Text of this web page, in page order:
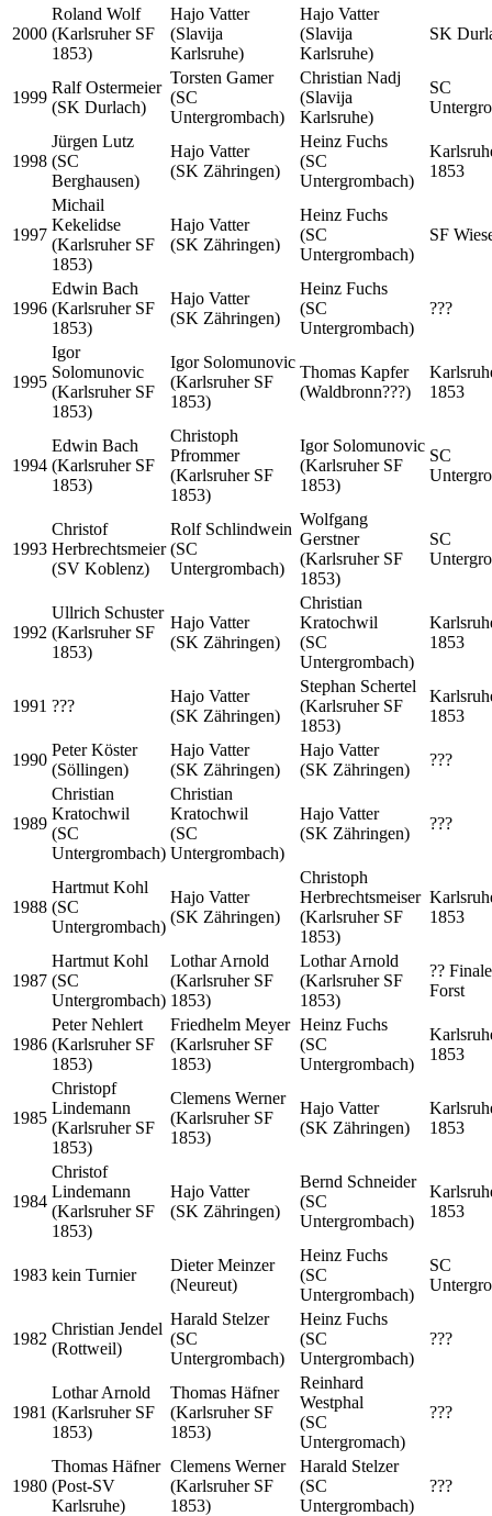
2000
Roland Wolf
(Karlsruher SF
1853)
Hajo Vatter
(Slavija
Karlsruhe)
Hajo Vatter
(Slavija
Karlsruhe)
SK
1999
Ralf Ostermeier
(SK Durlach)
Torsten Gamer
(SC
Untergrombach)
Christian Nadj
(Slavija
Karlsruhe)
SC
1998
Jürgen Lutz
(SC
Berghausen)
Hajo Vatter
(SK Zähringen)
Heinz Fuchs
(SC
Untergrombach)
1853
1997
Michail
Kekelidse
(Karlsruher SF
1853)
Hajo Vatter
(SK Zähringen)
Heinz Fuchs
(SC
Untergrombach)
SF
1996
Edwin Bach
(Karlsruher SF
1853)
Hajo Vatter
(SK Zähringen)
Heinz Fuchs
(SC
Untergrombach)
???
1995
Igor
Solomunovic
(Karlsruher SF
1853)
Igor Solomunovic
(Karlsruher SF
1853)
Thomas Kapfer
(Waldbronn???)
1853
1994
Edwin Bach
(Karlsruher SF
1853)
Christoph
Pfrommer
(Karlsruher SF
1853)
Igor Solomunovic
(Karlsruher SF
1853)
SC
1993
Christof
Herbrechtsmeier
(SV Koblenz)
Rolf Schlindwein
(SC
Untergrombach)
Wolfgang
Gerstner
(Karlsruher SF
1853)
SC
1992
Ullrich Schuster
(Karlsruher SF
1853)
Hajo Vatter
(SK Zähringen)
Christian
Kratochwil
(SC
Untergrombach)
1853
1991 ???
Hajo Vatter
(SK Zähringen)
Stephan Schertel
(Karlsruher SF
1853)
1853
1990
Peter Köster
(Söllingen)
Hajo Vatter
(SK Zähringen)
Hajo Vatter
(SK Zähringen)
???
1989
Christian
Kratochwil
(SC
Untergrombach)
Christian
Kratochwil
(SC
Untergrombach)
Hajo Vatter
(SK Zähringen)
???
1988
Hartmut Kohl
(SC
Untergrombach)
Hajo Vatter
(SK Zähringen)
Christoph
Herbrechtsmeiser
(Karlsruher SF
1853)
1853
1987
Hartmut Kohl
(SC
Untergrombach)
Lothar Arnold
(Karlsruher SF
1853)
Lothar Arnold
(Karlsruher SF
1853)
??
Forst
1986
Peter Nehlert
(Karlsruher SF
1853)
Friedhelm Meyer
(Karlsruher SF
1853)
Heinz Fuchs
(SC
Untergrombach)
1853
1985
Christopf
Lindemann
(Karlsruher SF
1853)
Clemens Werner
(Karlsruher SF
1853)
Hajo Vatter
(SK Zähringen)
1853
1984
Christof
Lindemann
(Karlsruher SF
1853)
Hajo Vatter
(SK Zähringen)
Bernd Schneider
(SC
Untergrombach)
1853
1983 kein Turnier
Dieter Meinzer
(Neureut)
Heinz Fuchs
(SC
Untergrombach)
SC
1982
Christian Jendel
(Rottweil)
Harald Stelzer
(SC
Untergrombach)
Heinz Fuchs
(SC
Untergrombach)
???
1981
Lothar Arnold
(Karlsruher SF
1853)
Thomas Häfner
(Karlsruher SF
1853)
Reinhard
Westphal
(SC
Untergromach)
???
1980
Thomas Häfner
(Post-SV
Karlsruhe)
Clemens Werner
(Karlsruher SF
1853)
Harald Stelzer
(SC
Untergrombach)
???